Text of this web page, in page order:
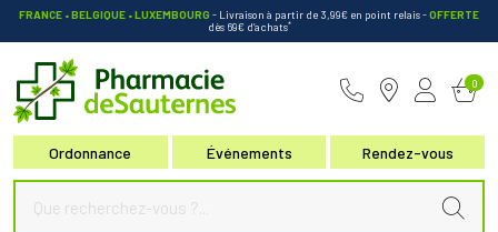
FRANCE • BELGIQUE • LUXEMBOURG - Livraison à partir de 3,99€ en point relais-OFFERTE
dès 69€ d’achats*
Ordonnance Événements Rendez-vous
0